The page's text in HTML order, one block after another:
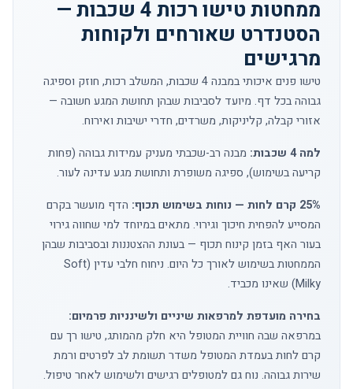
ממחטות טישו רכות 4 שכבות —
הסטנדרט שאורחים ולקוחות
מרגישים
טישו פנים איכותי במבנה 4 שכבות, המשלב רכות, חוזק וספיגה
גבוהה בכל דף. מיועד לסביבות שבהן תחושת המגע חשובה —
אזורי קבלה, קליניקות, משרדים, חדרי ישיבות ואירוח.
למה 4 שכבות:
מבנה רב-שכבתי מעניק עמידות גבוהה (פחות
קריעה בשימוש), ספיגה משופרת ותחושת מגע עדינה לעור.
25% קרם לחות — נוחות בשימוש תכוף:
הדף מועשר בקרם
המסייע להפחית חיכוך וגירוי. מתאים במיוחד למי שחווה גירוי
בעור האף בזמן קינוח תכוף — בעונת ההצטננות ובסביבות שבהן
הממחטות בשימוש לאורך כל היום. ניחוח חלבי עדין (Soft
Milky) שאינו מכביד.
בחירה מועדפת למרפאות שיניים ולשינניות פרמיום:
במרפאה שבה חוויית המטופל היא חלק מהמותג, טישו רך עם
קרם לחות בעמדת המטופל משדר תשומת לב לפרטים ורמת
שירות גבוהה. נוח גם למטופלים רגישים ולשימוש לאחר טיפול.